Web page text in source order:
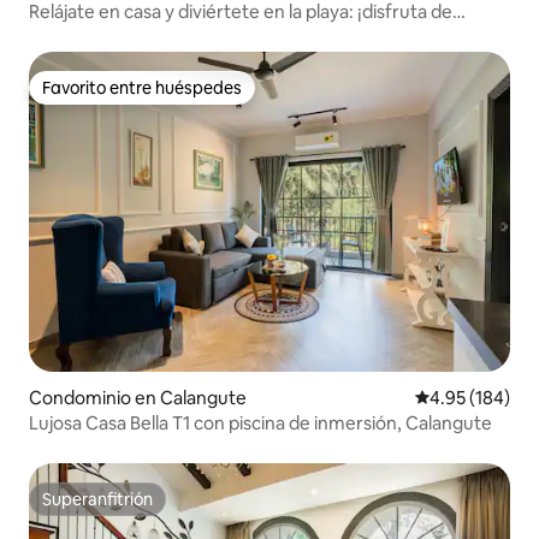
Relájate en casa y diviértete en la playa: ¡disfruta de
Favorito entre huéspedes
Favorito entre huéspedes
Condominio en Calangute Calificación
4.95 (184)
Lujosa Casa Bella T1 con piscina de inmersión, Calangute
Superanfitrión
Superanfitrión